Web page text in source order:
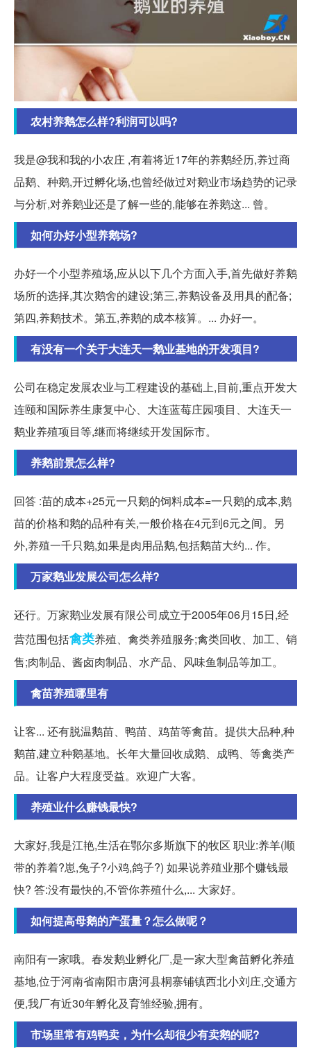
农村养鹅怎么样?利润可以吗?
我是@我和我的小农庄 ,有着将近17年的养鹅经历,养过商
品鹅、种鹅,开过孵化场,也曾经做过对鹅业市场趋势的记录
与分析,对养鹅业还是了解一些的,能够在养鹅这... 曾。
如何办好小型养鹅场?
办好一个小型养殖场,应从以下几个方面入手,首先做好养鹅
场所的选择,其次鹅舍的建设;第三,养鹅设备及用具的配备;
第四,养鹅技术。第五,养鹅的成本核算。... 办好一。
有没有一个关于大连天一鹅业基地的开发项目?
公司在稳定发展农业与工程建设的基础上,目前,重点开发大
连颐和国际养生康复中心、大连蓝莓庄园项目、大连天一
鹅业养殖项目等,继而将继续开发国际市。
养鹅前景怎么样?
回答 :苗的成本+25元一只鹅的饲料成本=一只鹅的成本,鹅
苗的价格和鹅的品种有关,一般价格在4元到6元之间。另
外,养殖一千只鹅,如果是肉用品鹅,包括鹅苗大约... 作。
万家鹅业发展公司怎么样?
还行。万家鹅业发展有限公司成立于2005年06月15日,经
营范围包括禽类养殖、禽类养殖服务;禽类回收、加工、销
售;肉制品、酱卤肉制品、水产品、风味鱼制品等加工。
禽苗养殖哪里有
让客... 还有脱温鹅苗、鸭苗、鸡苗等禽苗。提供大品种,种
鹅苗,建立种鹅基地。长年大量回收成鹅、成鸭、等禽类产
品。让客户大程度受益。欢迎广大客。
养殖业什么赚钱最快?
大家好,我是江艳,生活在鄂尔多斯旗下的牧区 职业:养羊(顺
带的养着?崽,兔子?小鸡,鸽子?) 如果说养殖业那个赚钱最
快? 答:没有最快的,不管你养殖什么,... 大家好。
如何提高母鹅的产蛋量？怎么做呢？
南阳有一家哦。春发鹅业孵化厂,是一家大型禽苗孵化养殖
基地,位于河南省南阳市唐河县桐寨铺镇西北小刘庄,交通方
便,我厂有近30年孵化及育雏经验,拥有。
市场里常有鸡鸭卖，为什么却很少有卖鹅的呢?